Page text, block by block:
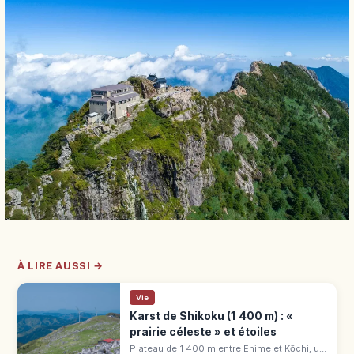
À LIRE AUSSI →
Vie
Karst de Shikoku (1 400 m) : «
prairie céleste » et étoiles
Plateau de 1 400 m entre Ehime et Kōchi, un